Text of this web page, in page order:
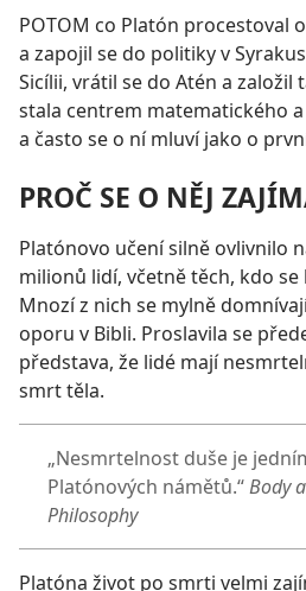
POTOM co Platón procestoval
a zapojil se do politiky v
Sicílii, vrátil se do Atén a založil
stala centrem matematického
a často se o ní mluví jako o
PROČ SE O NĚJ
Platónovo učení silně ovlivnilo
milionů lidí, včetně těch, kdo
Mnozí z nich se mylně
oporu v Bibli. Proslavila se
představa, že lidé mají
smrt těla.
„Nesmrtelnost duše je
Platónových námětů.“Body
Philosophy
Platóna život po smrti velmi